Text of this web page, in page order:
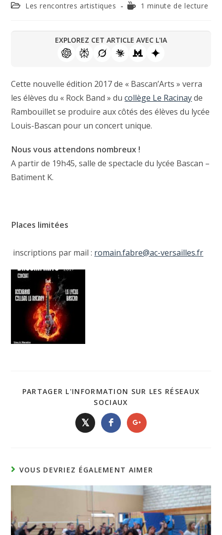
Les rencontres artistiques
1 minute de lecture
EXPLOREZ CET ARTICLE AVEC L'IA
Cette nouvelle édition 2017 de « Bascan’Arts » verra
les élèves du « Rock Band » ducollège Le Racinayde
Rambouillet se produire aux côtés des élèves du lycée
Louis-Bascan pour un concert unique.
Nous vous attendons nombreux !
A partir de 19h45, salle de spectacle du lycée Bascan –
Batiment K.
Places limitées
inscriptions par mail : romain.fabre@ac-versailles.fr
PARTAGER L'INFORMATION SUR LES RÉSEAUX
SOCIAUX
𝕏
VOUS DEVRIEZ ÉGALEMENT AIMER